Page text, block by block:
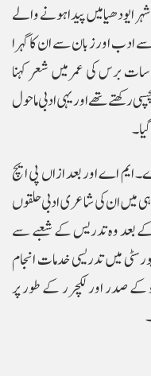
شہر ایودھیا میں پیدا ہونے والے
سے ادب اور زبان سے ان کا گہرا
برس کی عمر میں شعر کہنا
رکھتے تھے اور یہی ادبی ماحول
ایم اے اور بعد ازاں پی ایچ
میں ان کی شاعری ادبی حلقوں
کے بعد وہ تدریس کے شعبے سے
میں تدریسی خدمات انجام
کے صدر اور لکچرر کے طور پر